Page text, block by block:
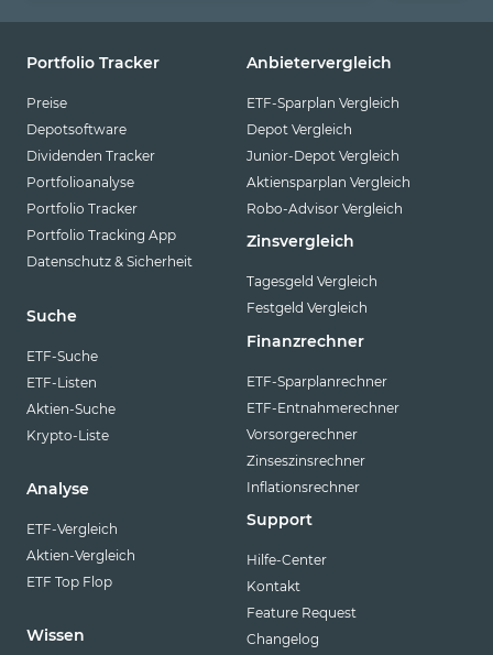
Portfolio Tracker
Preise
Depotsoftware
Dividenden Tracker
Portfolioanalyse
Portfolio Tracker
Portfolio Tracking App
Datenschutz & Sicherheit
Suche
ETF-Suche
ETF-Listen
Aktien-Suche
Krypto-Liste
Analyse
ETF-Vergleich
Aktien-Vergleich
ETF Top Flop
Wissen
Anbietervergleich
ETF-Sparplan Vergleich
Depot Vergleich
Junior-Depot Vergleich
Aktiensparplan Vergleich
Robo-Advisor Vergleich
Zinsvergleich
Tagesgeld Vergleich
Festgeld Vergleich
Finanzrechner
ETF-Sparplanrechner
ETF-Entnahmerechner
Vorsorgerechner
Zinseszinsrechner
Inflationsrechner
Support
Hilfe-Center
Kontakt
Feature Request
Changelog